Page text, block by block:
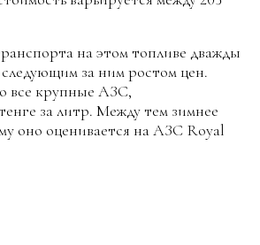
на этом топливе дважды
за ним ростом цен.
все крупные АЗС,
за литр. Между тем зимнее
оно оценивается на АЗС Royal